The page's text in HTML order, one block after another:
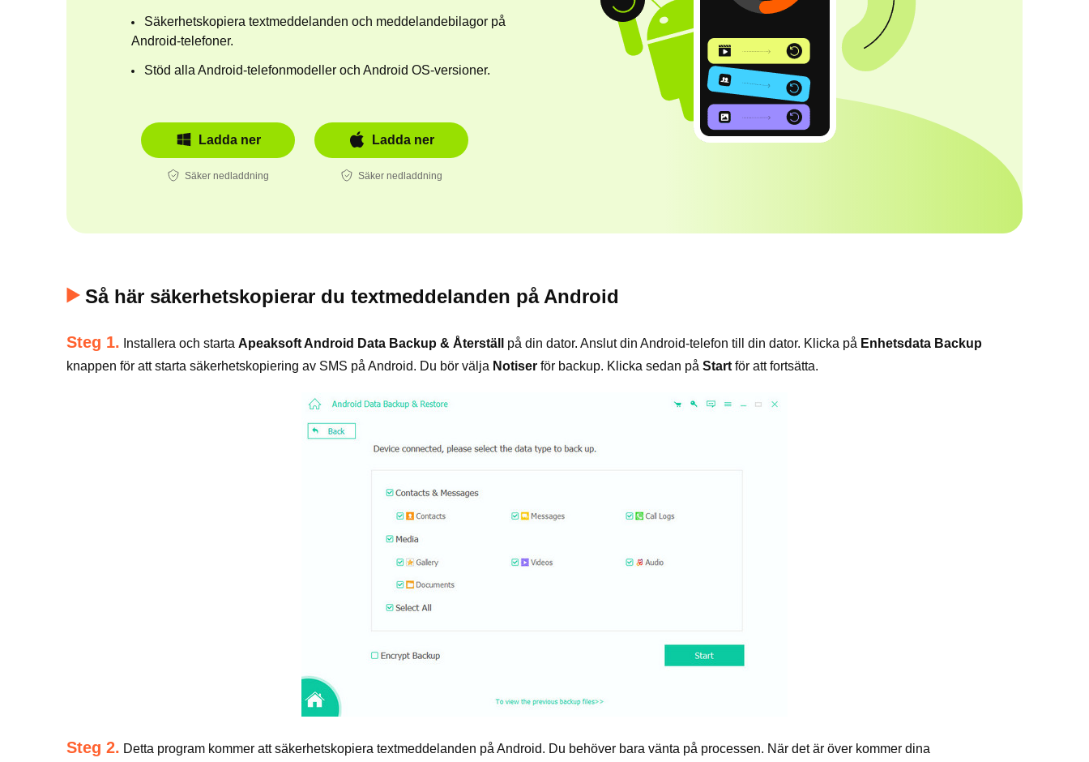
Säkerhetskopiera textmeddelanden och meddelandebilagor på
Android-telefoner.
Stöd alla Android-telefonmodeller och Android OS-versioner.
Ladda ner
Säker nedladdning
Ladda ner
Säker nedladdning
Så här säkerhetskopierar du textmeddelanden på Android
Steg 1. Installera och starta Apeaksoft Android Data Backup & Återställ på din dator. Anslut din Android-telefon till din dator. Klicka på Enhetsdata Backup
knappen för att starta säkerhetskopiering av SMS på Android. Du bör välja Notiser för backup. Klicka sedan på Start för att fortsätta.
Steg 2. Detta program kommer att säkerhetskopiera textmeddelanden på Android. Du behöver bara vänta på processen. När det är över kommer dina